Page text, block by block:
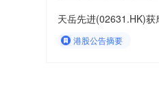
天岳先进(02631.HK)
港股公告摘要